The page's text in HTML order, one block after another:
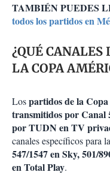
TAMBIÉN PUEDES
todos los partidos en
¿QUÉ
LA COPA
Lospartidos de la
transmitidos por Canal
por TUDN en TV
canales específicos para
547/1547 en Sky, 501/
en Total Play.